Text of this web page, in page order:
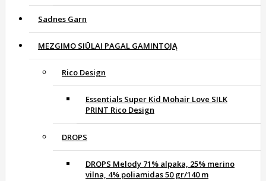
Sadnes Garn
MEZGIMO SIŪLAI PAGAL GAMINTOJĄ
Rico Design
Essentials Super Kid Mohair Love SILK
PRINT Rico Design
DROPS
DROPS Melody 71% alpaka, 25% merino
vilna, 4% poliamidas 50 gr/140 m